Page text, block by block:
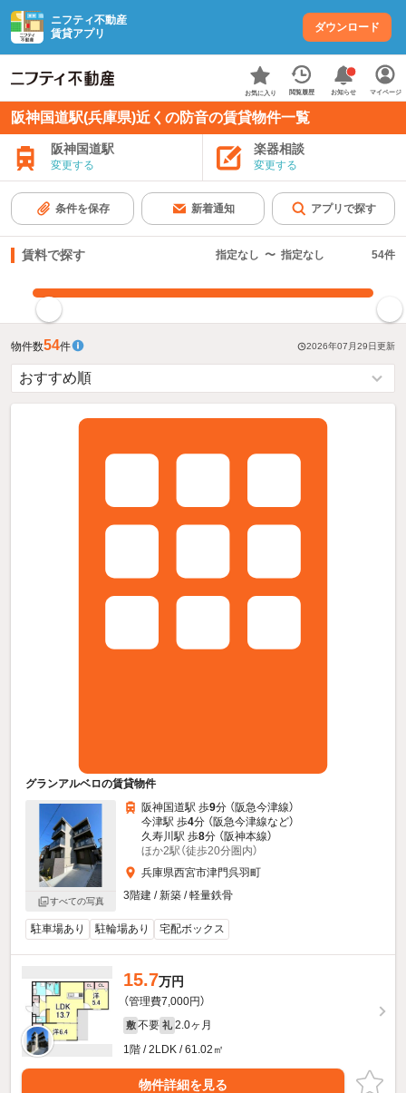
ニフティ不動産
賃貸アプリ
ダウンロード
お気に入り 閲覧履歴 お知らせ マイページ
阪神国道駅(兵庫県)近くの防音の賃貸物件一覧
阪神国道駅
変更する
楽器相談
変更する
条件を保存 新着通知 アプリで探す
賃料で探す 指定なし 〜 指定なし 54件
物件数54件 2026年07月29日更新
グランアルベロの賃貸物件
すべての写真
阪神国道駅 歩9分 （阪急今津線）
今津駅 歩4分 （阪急今津線など）
久寿川駅 歩8分 （阪神本線）
ほか2駅（徒歩20分圏内）
兵庫県西宮市津門呉羽町
3階建 / 新築 / 軽量鉄骨
駐車場あり 駐輪場あり 宅配ボックス
15.7万円
（管理費7,000円）
敷 不要 礼 2.0ヶ月
1階 / 2LDK / 61.02㎡
物件詳細を見る